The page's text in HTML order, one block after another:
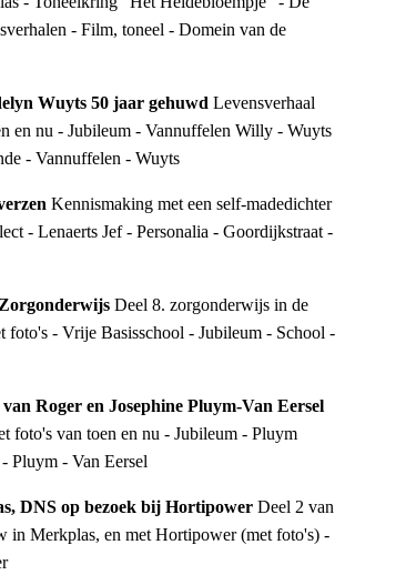
- Film, toneel - Domein van de
Wuyts 50 jaar gehuwd Levensverhaal
en nu - Jubileum - Vannuffelen Willy - Wuyts
- Vannuffelen - Wuyts
Kennismaking met een self-madedichter
- Lenaerts Jef - Personalia - Goordijkstraat -
Zorgonderwijs Deel 8. zorgonderwijs in de
foto's - Vrije Basisschool - Jubileum - School -
foto's van toen en nu - Jubileum - Pluym
Pluym - Van Eersel
DNS op bezoek bij Hortipower Deel 2 van
in Merkplas, en met Hortipower (met foto's) -